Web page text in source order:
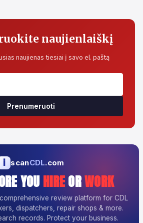
naujienlaiškį
naujienas tiesiai į savo el. paštą
Prenumeruoti
i scanCDL.com
YOUHIREORWORK
review platform for CDL
dispatchers, repair shops & more.
records. Protect your business.